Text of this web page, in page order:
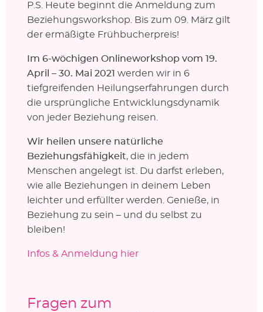
P.S. Heute beginnt die Anmeldung zum
Beziehungsworkshop. Bis zum 09. März gilt
der ermäßigte Frühbucherpreis!
Im 6-wöchigen Onlineworkshop vom 19.
April – 30. Mai 2021 werden wir in 6
tiefgreifenden Heilungserfahrungen durch
die ursprüngliche Entwicklungsdynamik
von jeder Beziehung reisen.
Wir heilen unsere natürliche
Beziehungsfähigkeit, die in jedem
Menschen angelegt ist. Du darfst erleben,
wie alle Beziehungen in deinem Leben
leichter und erfüllter werden. Genieße, in
Beziehung zu sein – und du selbst zu
bleiben!
Infos & Anmeldung hier
Fragen zum